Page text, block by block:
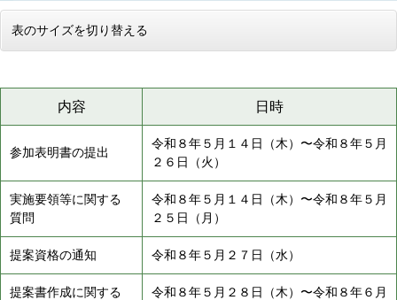
表のサイズを切り替える
内容 日時
参加表明書の提出
令和８年５月１４日（木）〜令和８年５月
２６日（火）
実施要領等に関する
質問
令和８年５月１４日（木）〜令和８年５月
２５日（月）
提案資格の通知 令和８年５月２７日（水）
提案書作成に関する
令和８年５月２８日（木）〜令和８年６月